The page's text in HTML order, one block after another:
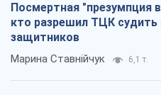
Посмертная "презумпция
кто разрешил ТЦК судить
защитников
Марина Ставнійчук 6,1 т.